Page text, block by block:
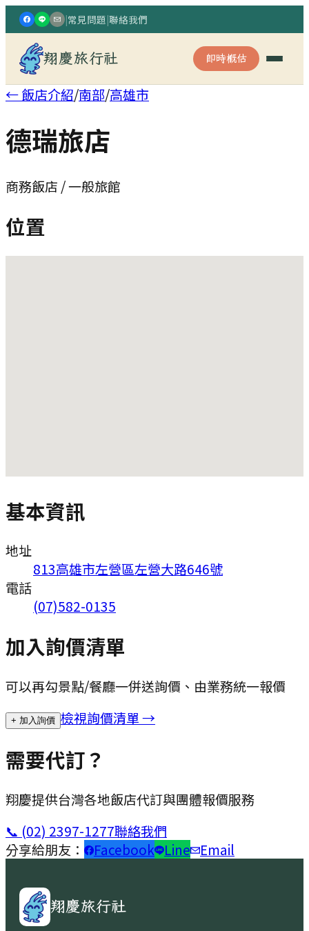
|常見問題|聯絡我們
翔慶旅行社 即時概估
← 飯店介紹/南部/高雄市
德瑞旅店
商務飯店 / 一般旅館
位置
基本資訊
地址
813高雄市左營區左營大路646號
電話
(07)582-0135
加入詢價清單
可以再勾景點/餐廳一併送詢價、由業務統一報價
+ 加入詢價 檢視詢價清單 →
需要代訂？
翔慶提供台灣各地飯店代訂與團體報價服務
📞 (02) 2397-1277聯絡我們
分享給朋友：
Facebook Line Email
翔慶旅行社